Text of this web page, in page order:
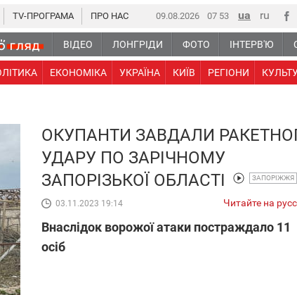
09.08.2026 07 53
ВІДЕО ЛОНГРІДИ ФОТО ІНТЕРВ'Ю
ЕКОНОМІКА УКРАЇНА КИЇВ РЕГІОНИ
TV-ПРОГРАМА ПРО НАС
ОКУПАНТИ ЗАВДАЛИ
УДАРУ ПО ЗАРІЧНОМУ
ЗАПОРІЗЬКОЇ ОБЛАСТІ
ЗАПОРІЖЖЯ
03.11.2023 19:14 Читайте на
Внаслідок ворожої атаки постраждало 11
осіб